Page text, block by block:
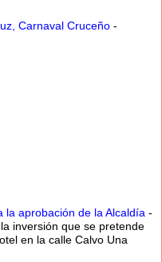
Carnaval Cruceño -
la aprobación de la Alcaldía -
inversión que se pretende
en la calle Calvo Una